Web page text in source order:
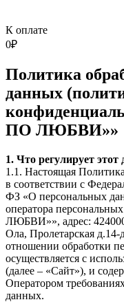
К оплате
0₽
Политика
данных
ПО ЛЮБВИ»»
1. Что регулирует этот
1.1. Настоящая
в соответствии с
ФЗ «О персональных
оператора
ЛЮБВИ»», адрес:
Ола, Пролетарская
отношении обработки
осуществляется с
(далее – «Сайт»), и
Оператором
данных.